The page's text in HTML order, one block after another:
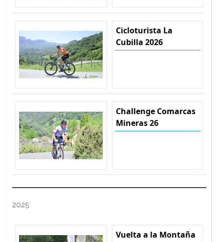
Cicloturista La
Cubilla 2026
Challenge Comarcas
Mineras 26
2025
Vuelta a la Montaña